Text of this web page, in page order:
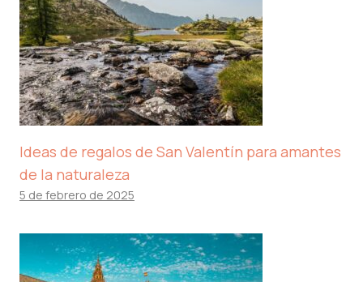
Ideas de regalos de San Valentín para amantes
de la naturaleza
5 de febrero de 2025